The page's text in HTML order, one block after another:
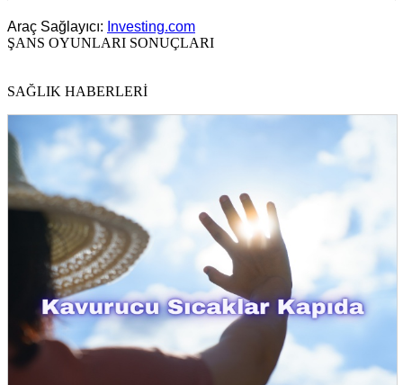
Araç Sağlayıcı: Investing.com
ŞANS OYUNLARI SONUÇLARI
SAĞLIK HABERLERİ